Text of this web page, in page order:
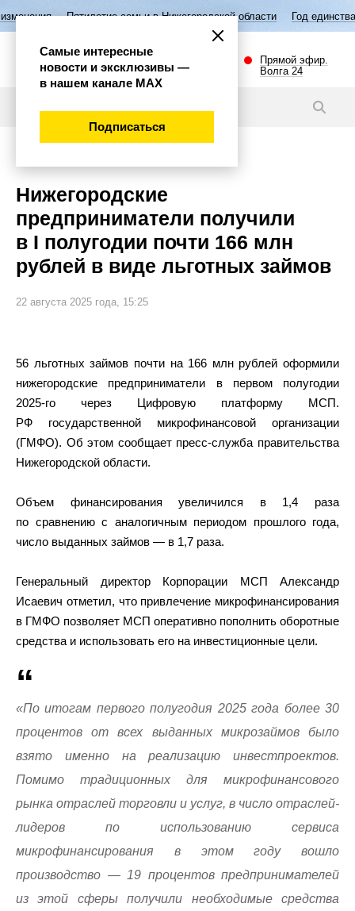
Пятилетие семьи в Нижегородской области Год единства народов
Прямой эфир.
Волга 24
Нижегородские
предприниматели получили
в I полугодии почти 166 млн
рублей в виде льготных займов
22 августа 2025 года, 15:25
56 льготных займов почти на 166 млн рублей оформили
нижегородские предприниматели в первом полугодии
2025-го через Цифровую платформу МСП.
РФ государственной микрофинансовой организации
(ГМФО). Об этом сообщает пресс-служба правительства
Нижегородской области.
Объем финансирования увеличился в 1,4 раза
по сравнению с аналогичным периодом прошлого года,
число выданных займов — в 1,7 раза.
Генеральный директор Корпорации МСП Александр
Исаевич отметил, что привлечение микрофинансирования
в ГМФО позволяет МСП оперативно пополнить оборотные
средства и использовать его на инвестиционные цели.
«По итогам первого полугодия 2025 года более 30
процентов от всех выданных микрозаймов было
взято именно на реализацию инвестпроектов.
Помимо традиционных для микрофинансового
рынка отраслей торговли и услуг, в число отраслей-
лидеров по использованию сервиса
микрофинансирования в этом году вошло
производство — 19 процентов предпринимателей
из этой сферы получили необходимые средства
Самые интересные
новости и эксклюзивы —
в нашем канале МАХ
Подписаться